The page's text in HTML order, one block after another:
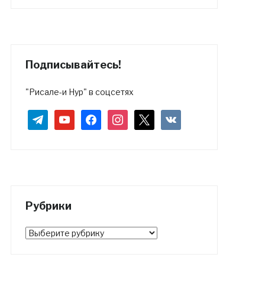
Подписывайтесь!
"Рисале-и Нур" в соцсетях
telegramyoutubefacebookinstagram vkontakte
Рубрики
Рубрики